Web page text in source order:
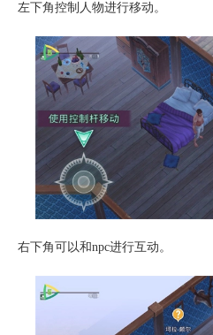
左下角控制人物进行移动。
右下角可以和npc进行互动。